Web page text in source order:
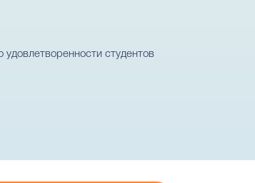
удовлетворенности студентов